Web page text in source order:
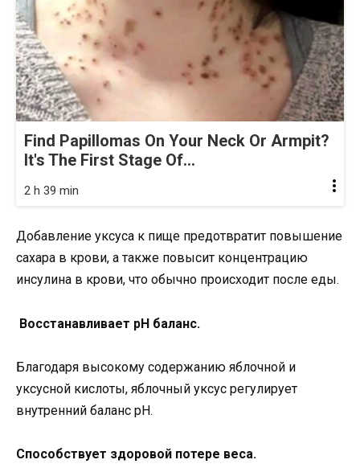
Find Papillomas On Your Neck Or Armpit?
It's The First Stage Of...
2 h 39 min
Добавление уксуса к пище предотвратит повышение
сахара в крови, а также повысит концентрацию
инсулина в крови, что обычно происходит после еды.
Восстанавливает рН баланс.
Благодаря высокому содержанию яблочной и
уксусной кислоты, яблочный уксус регулирует
внутренний баланс рН.
Способствует здоровой потере веса.